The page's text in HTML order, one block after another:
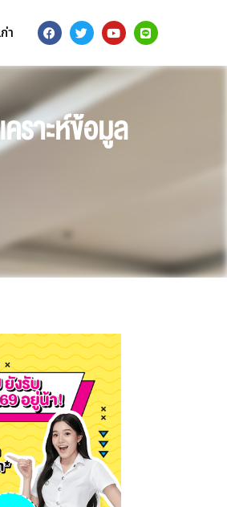
า
ราะห์ข้อมูล